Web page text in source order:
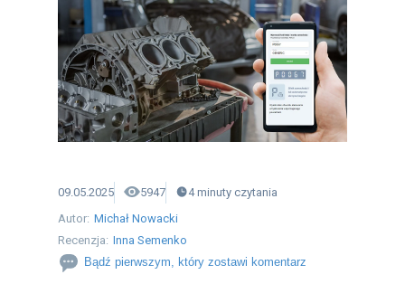
09.05.2025 5947 4 minuty czytania
Autor: Michał Nowacki
Recenzja: Inna Semenko
Bądź pierwszym, który zostawi komentarz